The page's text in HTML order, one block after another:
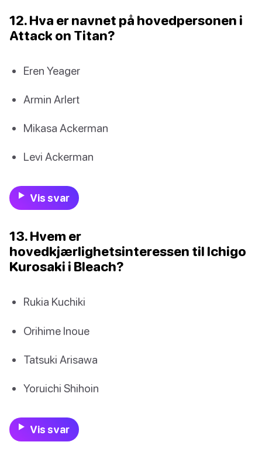
12. Hva er navnet på hovedpersonen i
Attack on Titan?
Eren Yeager
Armin Arlert
Mikasa Ackerman
Levi Ackerman
Vis svar
13. Hvem er
hovedkjærlighetsinteressen til Ichigo
Kurosaki i Bleach?
Rukia Kuchiki
Orihime Inoue
Tatsuki Arisawa
Yoruichi Shihoin
Vis svar